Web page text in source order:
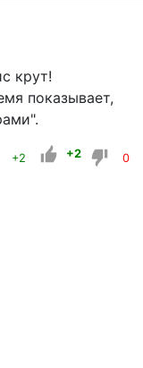
крут!
показывает,
+2 +2 0